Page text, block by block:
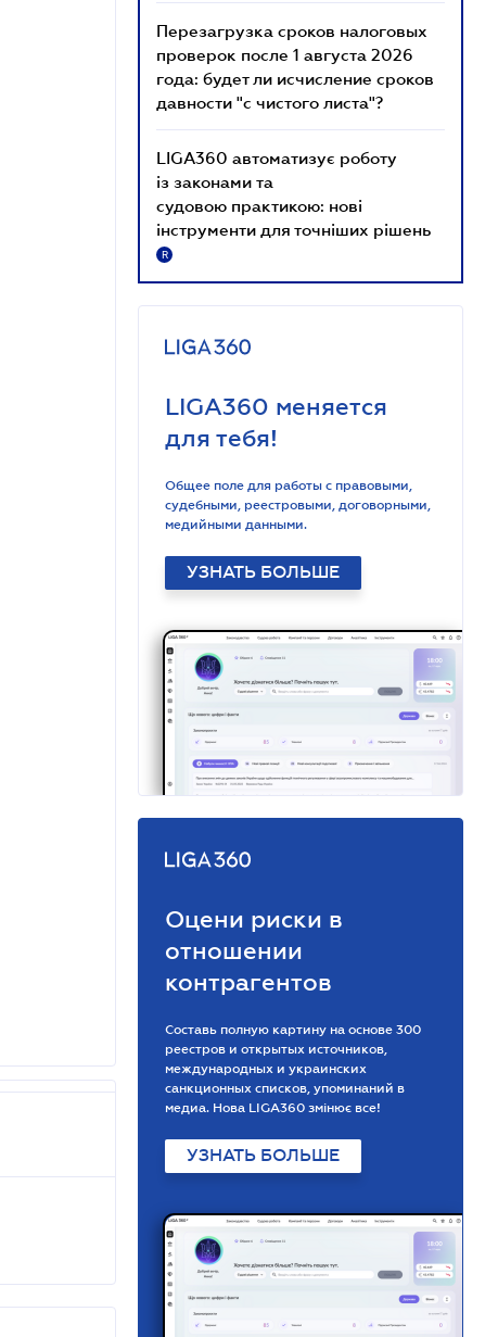
Перезагрузка сроков налоговых
проверок после 1 августа 2026
года: будет ли исчисление сроков
давности "с чистого листа"?
LIGA360 автоматизує роботу
із законами та
судовою практикою: нові
інструменти для точніших рішень
R
LIGA360 меняется
для тебя!
Общее поле для работы с правовыми,
судебными, реестровыми, договорными,
медийными данными.
УЗНАТЬ БОЛЬШЕ
Оцени риски в
отношении
контрагентов
Составь полную картину на основе 300
реестров и открытых источников,
международных и украинских
санкционных списков, упоминаний в
медиа. Нова LIGA360 змінює все!
УЗНАТЬ БОЛЬШЕ